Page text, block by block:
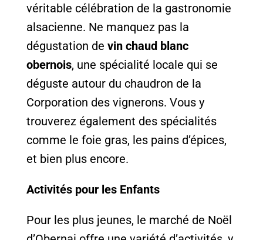
véritable célébration de la gastronomie
alsacienne. Ne manquez pas la
dégustation de vin chaud blanc
obernois, une spécialité locale qui se
déguste autour du chaudron de la
Corporation des vignerons. Vous y
trouverez également des spécialités
comme le foie gras, les pains d’épices,
et bien plus encore.
Activités pour les Enfants
Pour les plus jeunes, le marché de Noël